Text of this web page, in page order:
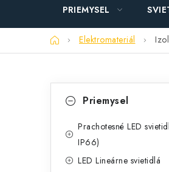
PRIEMYSEL
DomovElektromateriál
kategóriePriemysel
Prachotesné LED
IP66)
LED Lineárne svietidlá